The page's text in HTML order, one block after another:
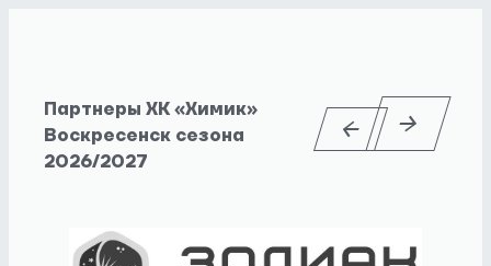
Партнеры ХК «Химик»
Воскресенск сезона
2026/2027